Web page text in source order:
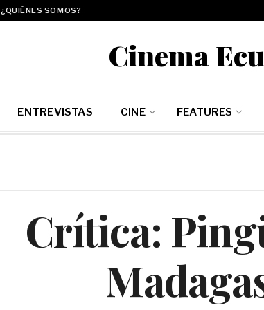
¿QUIÉNES SOMOS?
Cinema
ENTREVISTAS CINE FEATURES
Crítica: